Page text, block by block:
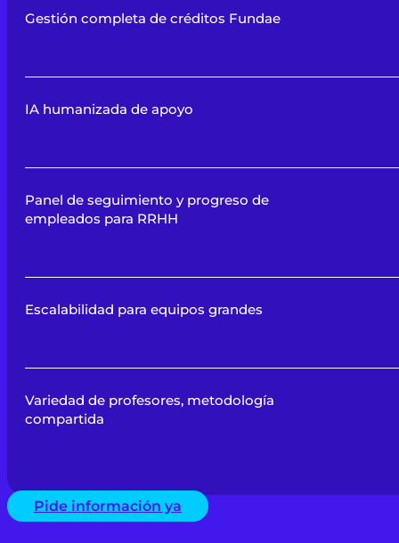
Gestión completa de créditos Fundae
IA humanizada de apoyo
Panel de seguimiento y progreso de
empleados para RRHH
Escalabilidad para equipos grandes
Variedad de profesores, metodología
compartida
Pide información ya